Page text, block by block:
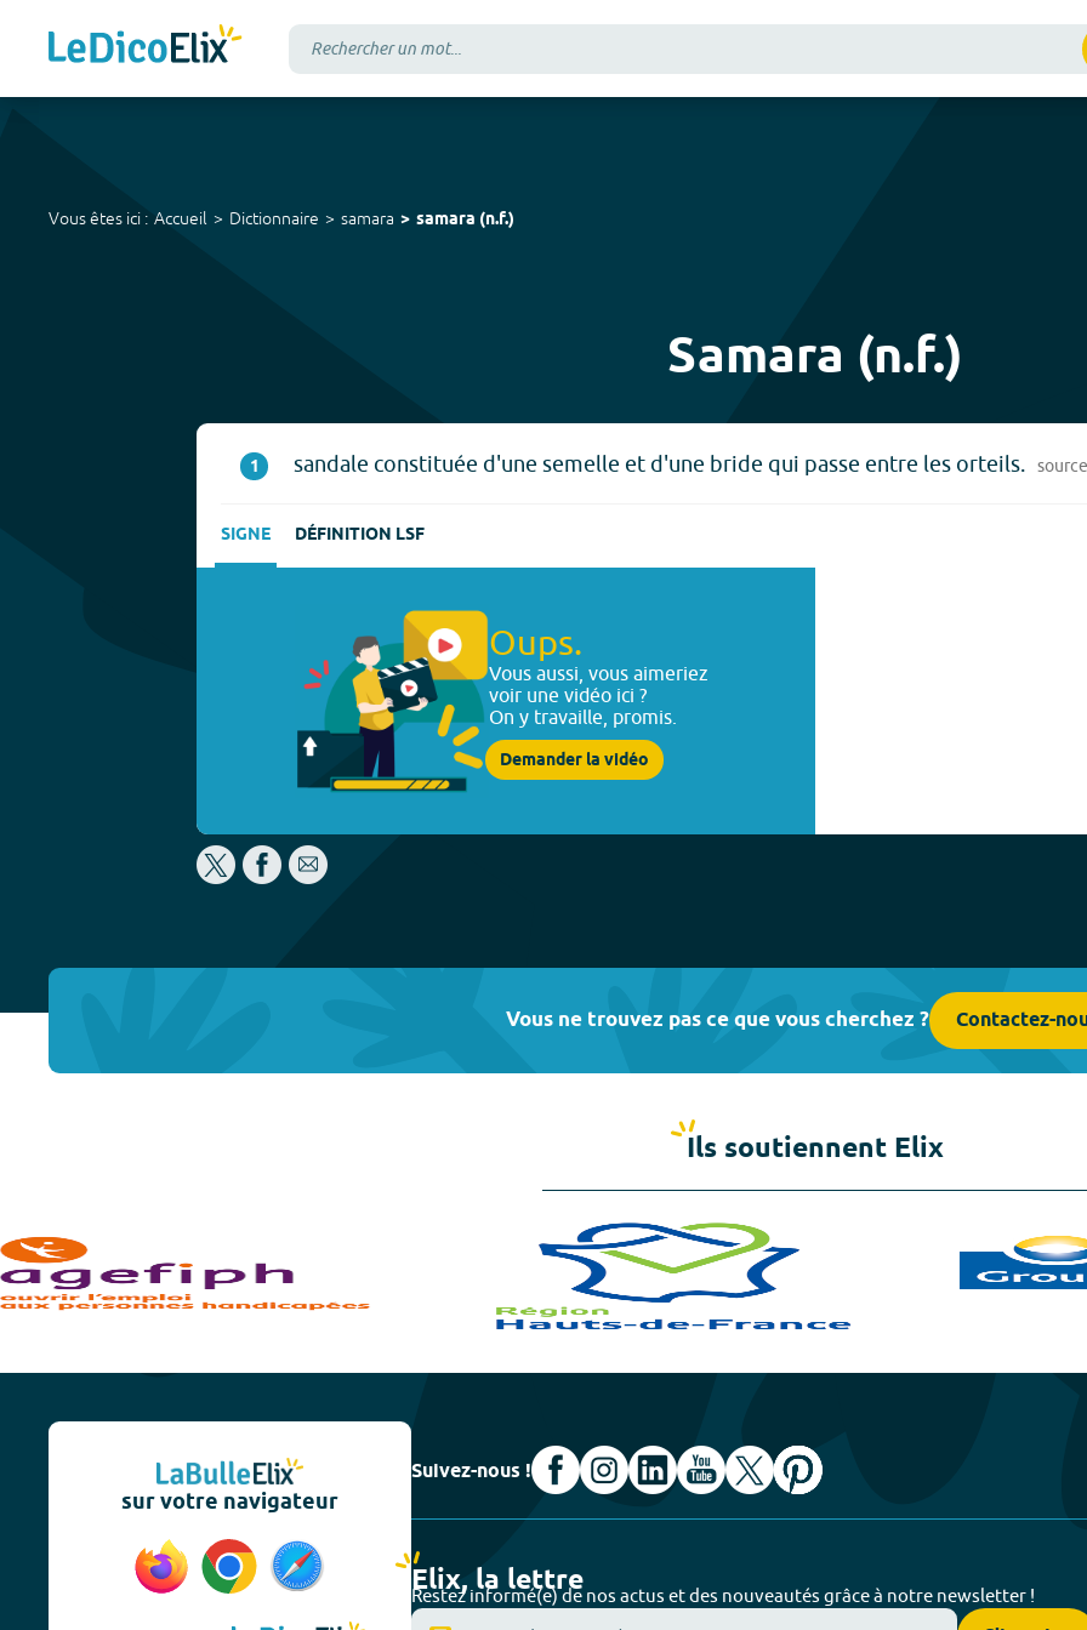
Vous êtes ici : Accueil Dictionnaire samara samara (n.f.)
Samara (n.f.)
1 sandale constituée d'une semelle et d'une bride qui passe entre les orteils.
SIGNE DÉFINITION LSF
Oups.
Vous aussi, vous aimeriez
voir une vidéo ici ?
On y travaille, promis.
Demander la vidéo
Vous ne trouvez pas ce que vous cherchez ? Contactez-
Ils soutiennent Elix
sur votre navigateur
Suivez-nous !
Elix, la lettre
Restez informé(e) de nos actus et des nouveautés grâce à notre newsletter !